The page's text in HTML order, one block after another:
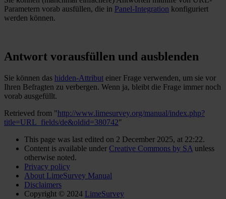
Parametern vorab ausfüllen, die in Panel-Integration konfiguriert
werden können.
Antwort vorausfüllen und ausblenden
Sie können das hidden-Attribut einer Frage verwenden, um sie vor
Ihren Befragten zu verbergen. Wenn ja, bleibt die Frage immer noch
vorab ausgefüllt.
Retrieved from "http://www.limesurvey.org/manual/index.php?
title=URL_fields/de&oldid=380742"
This page was last edited on 2 December 2025, at 22:22.
Content is available under Creative Commons by SA unless
otherwise noted.
Privacy policy
About LimeSurvey Manual
Disclaimers
Copyright © 2024 LimeSurvey